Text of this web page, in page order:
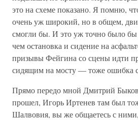
это на схеме показано. Я помню,
очень уж широкий, но в общем,
смогли бы. И это уж точно было
чем остановка и сидение на
призывы Фейгина со сцены идти
сидящим на мосту — тоже ошибка
Прямо передо мной Дмитрий
прошел, Игорь Иртенев там был
Шалвовия, вы же общаетесь с